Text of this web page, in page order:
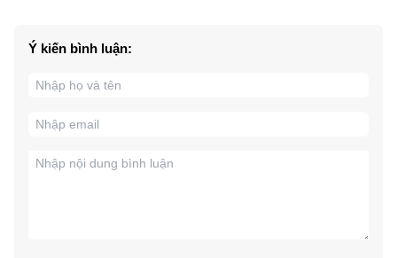
Ý kiến bình luận: